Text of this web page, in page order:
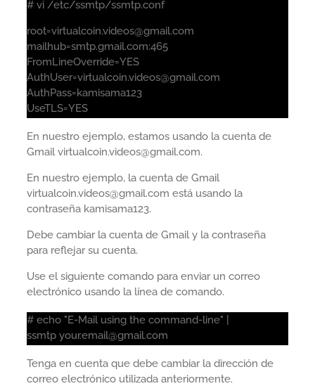
# vi /etc/ssmtp/ssmtp.conf
root=virtualcoin.videos@gmail.com
mailhub=smtp.gmail.com:465
FromLineOverride=YES
AuthUser=virtualcoin.videos@gmail.com
AuthPass=kamisama123
UseTLS=YES
En nuestro ejemplo, estamos usando la cuenta de
Gmail virtualcoin.videos@gmail.com.
En nuestro ejemplo, la cuenta de Gmail
virtualcoin.videos@gmail.com está usando la
contraseña kamisama123.
Debe cambiar la cuenta de Gmail y la contraseña
para reflejar su cuenta.
Use el siguiente comando para enviar un correo
electrónico usando la línea de comando.
# echo "E-Mail using the command-line" |
ssmtp your.email@gmail.com
Tenga en cuenta que debe cambiar la dirección de
correo electrónico utilizada anteriormente.